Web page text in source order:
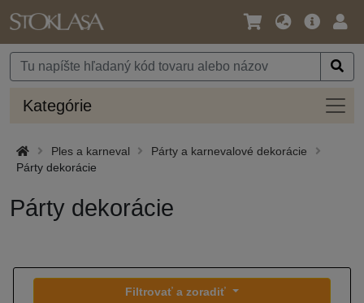
Jazyk
Mena
Hlavná
Kategórie
Ples a karneval
Párty a karnevalové dekorácie
Párty dekorácie
Párty dekorácie
Filtrovať a zoradiť